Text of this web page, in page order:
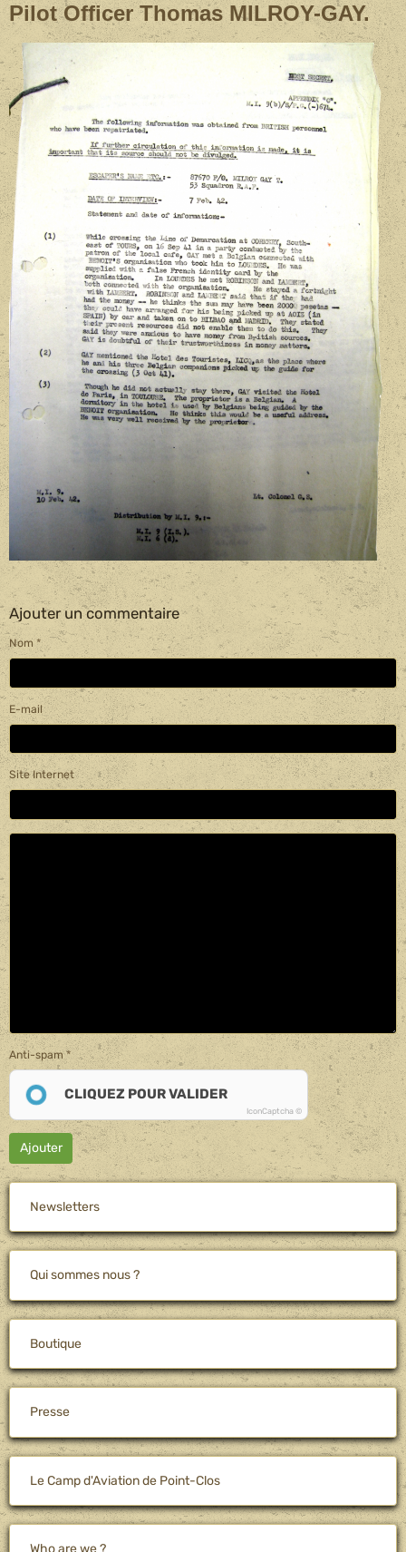
Pilot Officer Thomas MILROY-GAY.
Ajouter un commentaire
Nom
E-mail
Site Internet
Anti-spam
CLIQUEZ POUR VALIDER
IconCaptcha ©
Ajouter
Newsletters
Qui sommes nous ?
Boutique
Presse
Le Camp d'Aviation de Point-Clos